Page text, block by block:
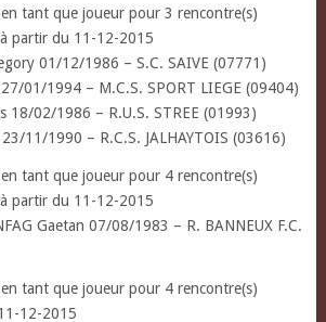
tant que joueur pour 3 rencontre(s)
partir du 11-12-2015
01/12/1986 – S.C. SAIVE (07771)
01/1994 – M.C.S. SPORT LIEGE (09404)
18/02/1986 – R.U.S. STREE (01993)
11/1990 – R.C.S. JALHAYTOIS (03616)
tant que joueur pour 4 rencontre(s)
partir du 11-12-2015
Gaetan 07/08/1983 – R. BANNEUX F.C.
tant que joueur pour 4 rencontre(s)
12-2015